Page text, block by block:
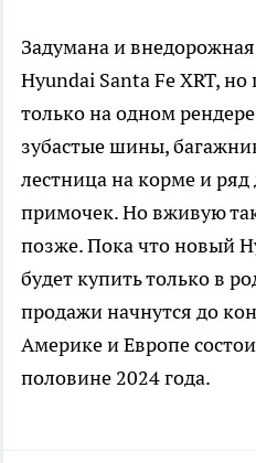
Задумана и
Hyundai Santa Fe XRT, но
только на одном
зубастые шины,
лестница на корме и
примочек. Но вживую
позже. Пока что новый
будет купить только в
продажи начнутся до
Америке и Европе
половине 2024 года.